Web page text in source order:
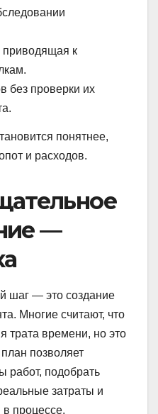
к
без проверки их
понятнее,
и расходов.
—
шаг — это создание
Многие считают, что
времени, но это
позволяет
работ, подобрать
затраты и
процессе.